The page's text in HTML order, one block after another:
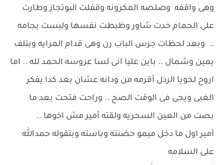
وهى واقفه وصلصه المكرونه وقفلت البوتجاز وطارت
على الحمام خدت شاور وظبطت نفسها ولبست بجامه
.. وبعد لحظات جرس الباب رن وهى قدام المرايه وبتلف
يمين وشمال .. باين عليا انى لسا عروسه الحمد لله .. اما
اروح لخويا الرذل أقرمه من ودانه عشان بعد كدا يفكر
الغبى ويجى فى الوقت الصح .. وراحت فتحت بعد ما
بصت من العين السحريه ولقته أمير مش اخوها ..
أمير اول ما دخل ميمو حضنته وباسته وبتقوله حمدالله
على السلامه